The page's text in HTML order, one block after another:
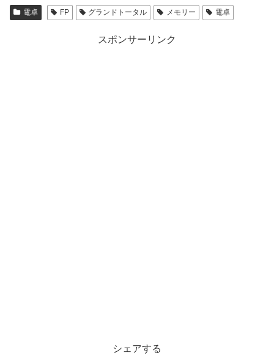
電卓 FP グランドトータル メモリー 電卓
スポンサーリンク
シェアする